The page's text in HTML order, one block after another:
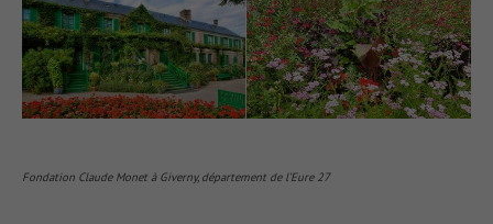
Fondation Claude Monet à Giverny, département de l’Eure 27